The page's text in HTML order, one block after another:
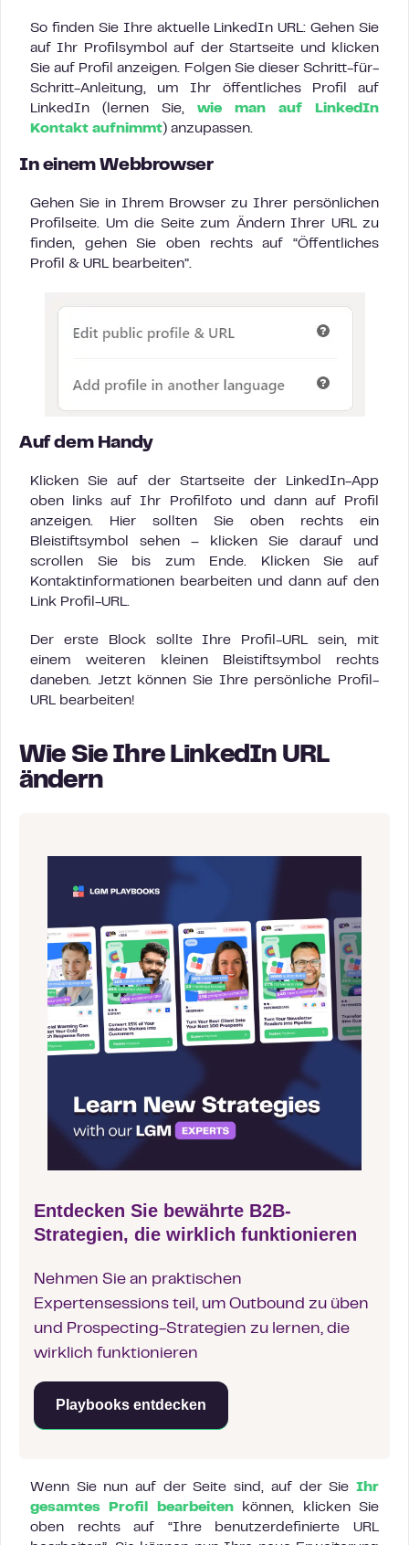
So finden Sie Ihre aktuelle LinkedIn URL: Gehen Sie
auf Ihr Profilsymbol auf der Startseite und klicken
Sie auf Profil anzeigen. Folgen Sie dieser Schritt-für-
Schritt-Anleitung, um Ihr öffentliches Profil auf
LinkedIn (lernen Sie, wie man auf LinkedIn
Kontakt aufnimmt) anzupassen.
In einem Webbrowser
Gehen Sie in Ihrem Browser zu Ihrer persönlichen
Profilseite. Um die Seite zum Ändern Ihrer URL zu
finden, gehen Sie oben rechts auf “Öffentliches
Profil & URL bearbeiten”.
Auf dem Handy
Klicken Sie auf der Startseite der LinkedIn-App
oben links auf Ihr Profilfoto und dann auf Profil
anzeigen. Hier sollten Sie oben rechts ein
Bleistiftsymbol sehen – klicken Sie darauf und
scrollen Sie bis zum Ende. Klicken Sie auf
Kontaktinformationen bearbeiten und dann auf den
Link Profil-URL.
Der erste Block sollte Ihre Profil-URL sein, mit
einem weiteren kleinen Bleistiftsymbol rechts
daneben. Jetzt können Sie Ihre persönliche Profil-
URL bearbeiten!
Wie Sie Ihre LinkedIn URL
ändern
Entdecken Sie bewährte B2B-
Strategien, die wirklich funktionieren
Nehmen Sie an praktischen
Expertensessions teil, um Outbound zu üben
und Prospecting-Strategien zu lernen, die
wirklich funktionieren
Playbooks entdecken
Wenn Sie nun auf der Seite sind, auf der Sie Ihr
gesamtes Profil bearbeitenkönnen, klicken Sie
oben rechts auf “Ihre benutzerdefinierte URL